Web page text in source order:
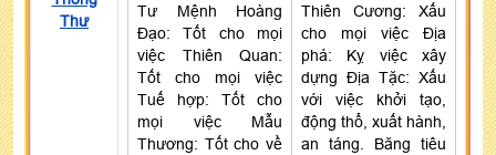
Thư
Tư Mệnh Hoàng
Đạo: Tốt cho mọi
việc Thiên Quan:
Tốt cho mọi việc
Tuế hợp: Tốt cho
mọi việc Mẫu
Thương: Tốt cho về
Thiên Cương: Xấu
cho mọi việc Địa
phá: Kỵ việc xây
dựng Địa Tặc: Xấu
với việc khởi tạo,
động thổ, xuất hành,
an táng. Băng tiêu